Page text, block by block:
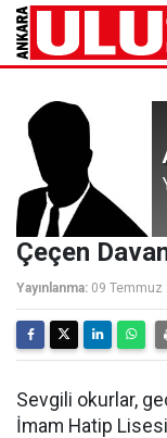
Çeçen
Yayınlanma: 09 Temmuz
Sevgili okurlar,
İmam Hatip